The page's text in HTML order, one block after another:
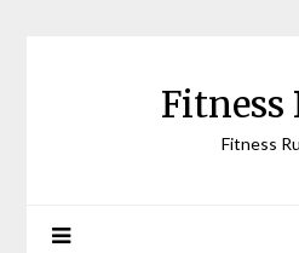
Fitness
Fitness